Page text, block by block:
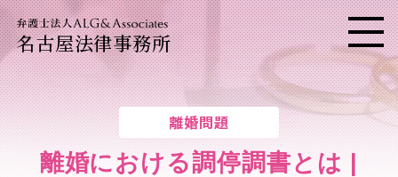
名古屋法律事務所 メニ
離婚問題
離婚における調停調書とは |